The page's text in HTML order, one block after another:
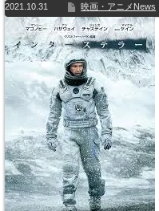
2021.10.31 映画・アニメNews